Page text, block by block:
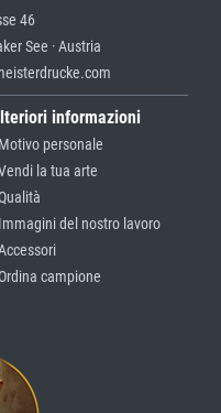
46
See · Austria
informazioni
Motivo personale
Vendi la tua arte
Immagini del nostro lavoro
Ordina campione